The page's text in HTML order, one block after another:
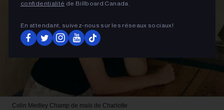
confidentialité de Billboard Canada.
En attendant, suivez‑nous sur les réseaux sociaux!
Colin Medley Champ de maïs de Charlotte